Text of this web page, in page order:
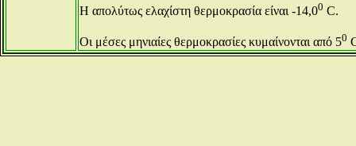
Η απολύτως ελαχίστη θερμοκρασία είναι -14,00 C.
Οι μέσες μηνιαίες θερμοκρασίες κυμαίνονται από 50